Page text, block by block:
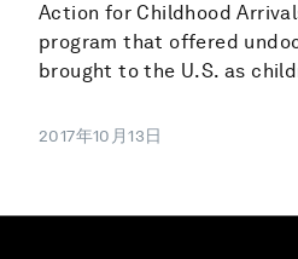
Action for Childhood
program that offered
brought to the U.S. as
2017年10月13日